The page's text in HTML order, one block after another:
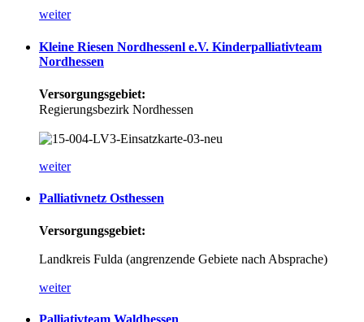
weiter
Kleine Riesen Nordhessenl e.V. Kinderpalliativteam
Nordhessen
Versorgungsgebiet:
Regierungsbezirk Nordhessen
weiter
Palliativnetz Osthessen
Versorgungsgebiet:
Landkreis Fulda (angrenzende Gebiete nach Absprache)
weiter
Palliativteam Waldhessen